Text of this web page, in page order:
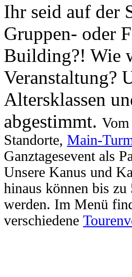
Ihr seid auf der
Gruppen- oder
Building?! Wie
Veranstaltung?
Altersklassen
abgestimmt.
Standorte, Main-
Ganztagesevent als
Unsere Kanus und
hinaus können bis
werden. Im Menü
verschiedene